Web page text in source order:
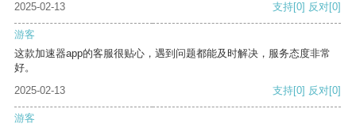
2025-02-13
支持[0] 反对[0]
游客
这款加速器app的客服很贴心，遇到问题都能及时解决，服务态度非常
好。
2025-02-13
支持[0] 反对[0]
游客